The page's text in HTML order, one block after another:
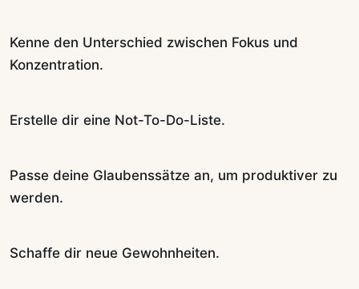
Kenne den Unterschied zwischen Fokus und
Konzentration.
Erstelle dir eine Not-To-Do-Liste.
Passe deine Glaubenssätze an, um produktiver zu
werden.
Schaffe dir neue Gewohnheiten.